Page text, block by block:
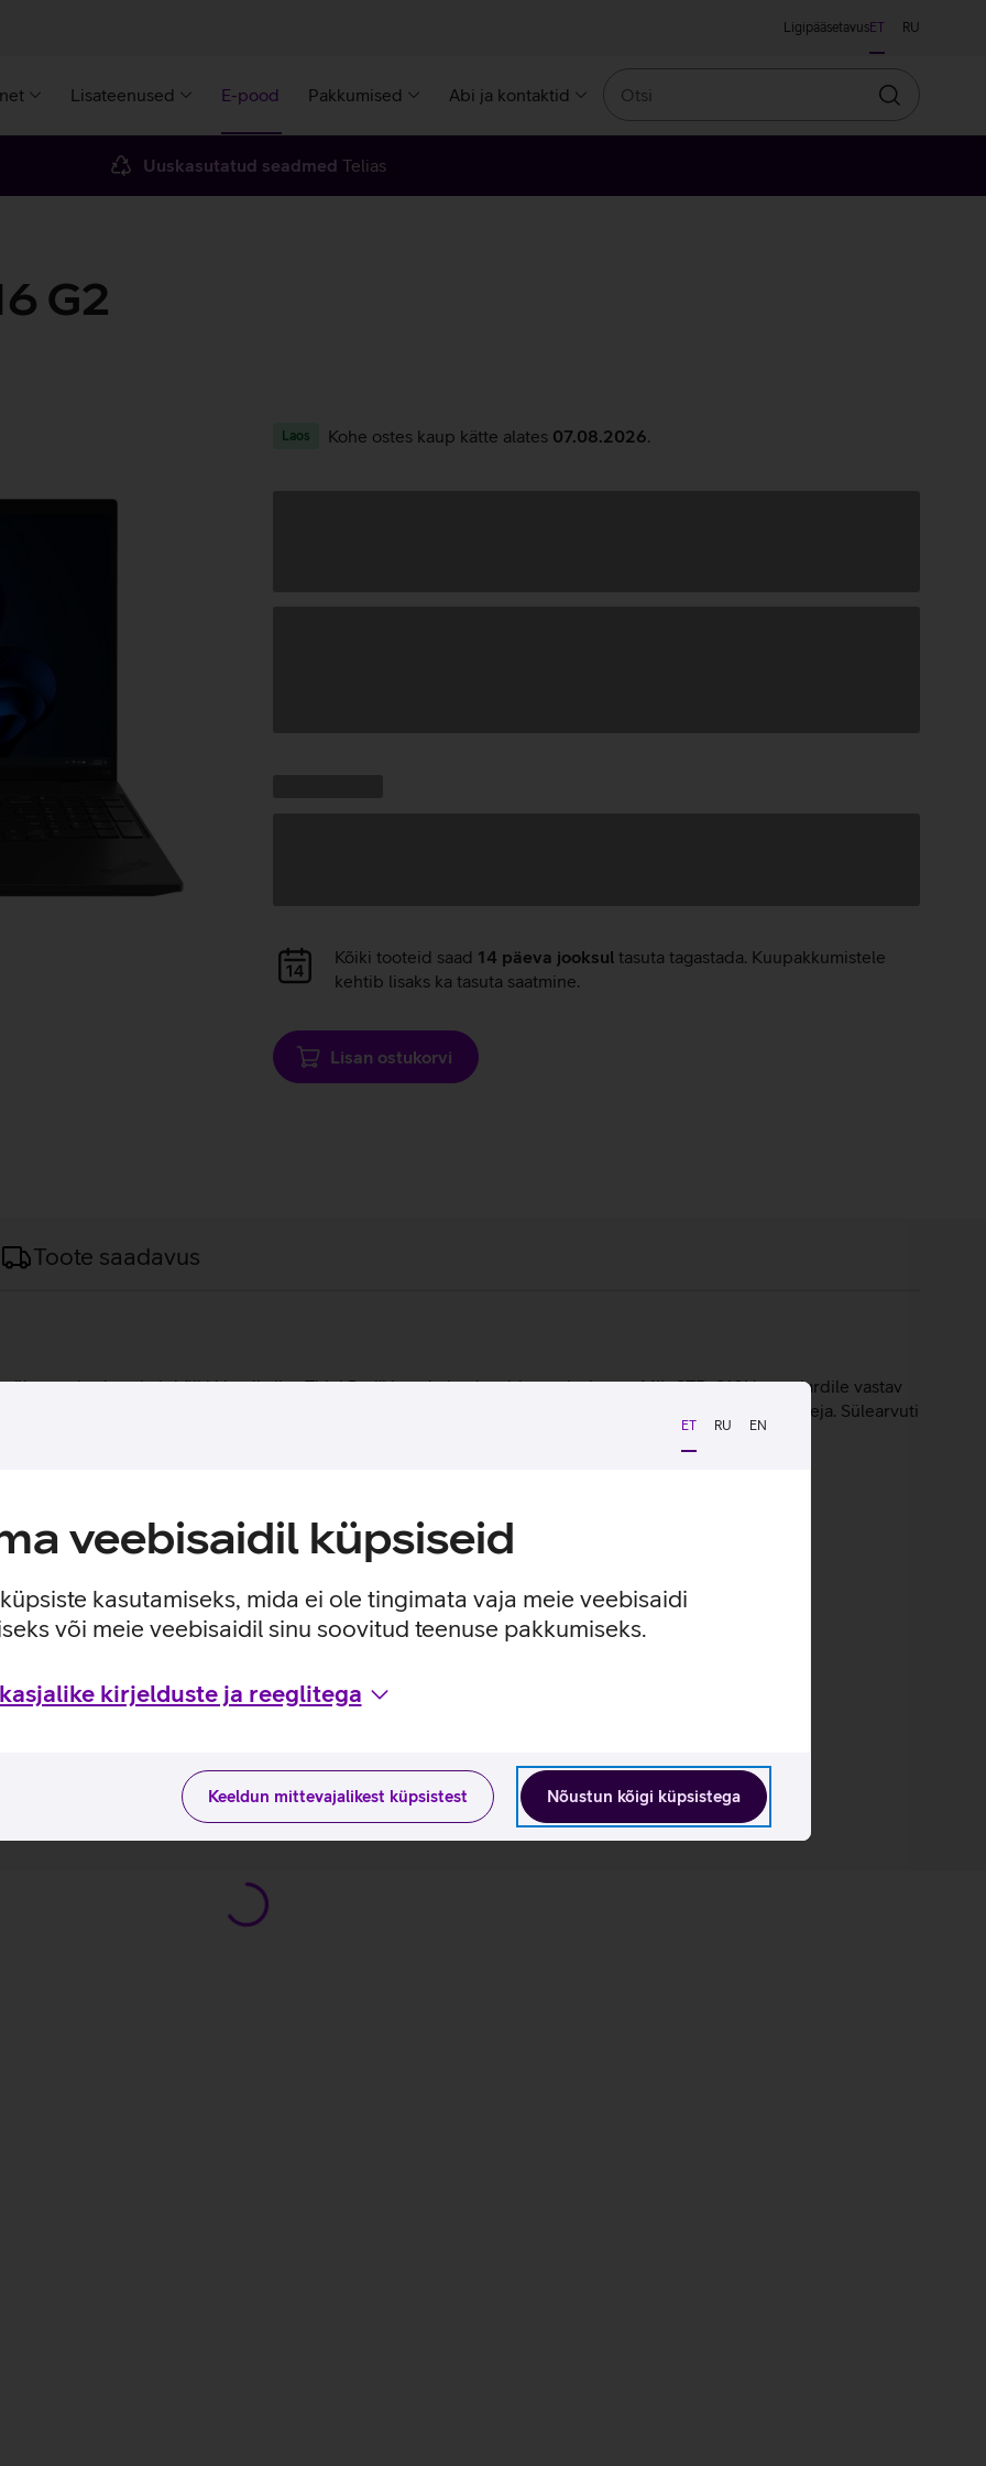
ET RU EN
veebisaidil küpsiseid
kasutamiseks, mida ei ole tingimata vaja meie veebisaidi
või meie veebisaidil sinu soovitud teenuse pakkumiseks.
kirjelduste ja reeglitega
Nõustun kõigi küpsistega
Keeldun mittevajalikest küpsistest
LigipääsetavusET RU
Lisateenused E-pood Pakkumised Abi ja kontaktid
Otsin
Uuskasutatud seadmed Telias
G2
Laos Kohe ostes kaup kätte alates 07.08.2026
Andmete
laadimine
Kõiki tooteid saad 14 päeva jooksul tasuta tagastada. Kuupakkumistele
kehtib lisaks ka tasuta saatmine.
Lisan ostukorvi
Toote saadavus
mis pakub kõiki klassikalise ThinkPad'i juurde kuuluvaid omadusi nagu MIL-STD-810H standardile vastav
liideseid. Lisaks on seadmel eraldi numbriklahvidega klaviatuur ja sisseehitatud ID-kaardi lugeja. Sülearvuti
on ärikasutuseks sobivaim.
kasutusviisidega tootja kodulehel
G2_EST